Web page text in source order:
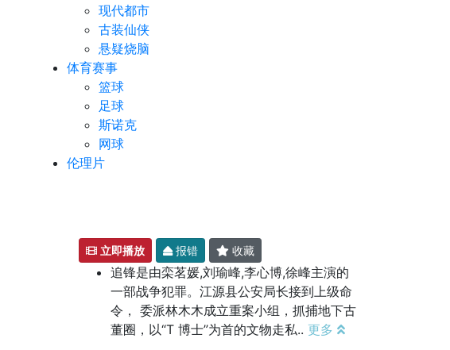
现代都市
古装仙侠
悬疑烧脑
体育赛事
篮球
足球
斯诺克
网球
伦理片
立即播放 报错 收藏
追锋是由栾茗媛,刘瑜峰,李心博,徐峰主演的
一部战争犯罪。江源县公安局长接到上级命
令， 委派林木木成立重案小组，抓捕地下古
董圈，以“T 博士”为首的文物走私.. 更多